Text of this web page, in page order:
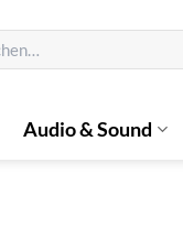
Audio & Sound